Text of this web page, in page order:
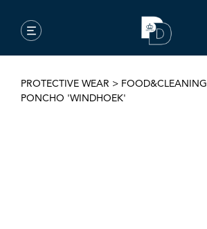
PROTECTIVE WEAR > FOOD&CLEANING
PONCHO 'WINDHOEK'